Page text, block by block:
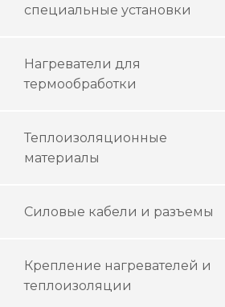
специальные установки
Нагреватели для
термообработки
Теплоизоляционные
материалы
Силовые кабели и разъемы
Крепление нагревателей и
теплоизоляции